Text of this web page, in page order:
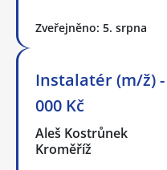
Zveřejněno: 5. srpna
Instalatér (m/ž) -
000 Kč
Aleš Kostrůnek
Kroměříž